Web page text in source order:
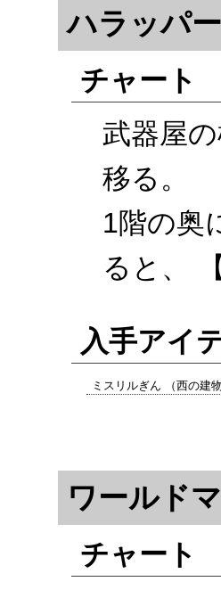
ハラッパ
チャート
武器屋
移る。
1階の奥
ると、 【
入手アイ
ミスリルぎん （西の建
ワールド
チャート